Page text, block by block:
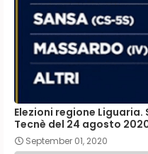
Elezioni regione
Tecnè del 24 agosto
September 01, 2020